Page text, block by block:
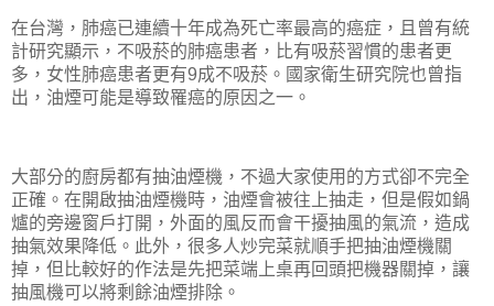
在台灣，肺癌已連續十年成為死亡率最高的癌症，且曾有統
計研究顯示，不吸菸的肺癌患者，比有吸菸習慣的患者更
多，女性肺癌患者更有9成不吸菸。國家衛生研究院也曾指
出，油煙可能是導致罹癌的原因之一 。
大部分的廚房都有抽油煙機，不過大家使用的方式卻不完全
正確。在開啟抽油煙機時，油煙會被往上抽走，但是假如鍋
爐的旁邊窗戶打開，外面的風反而會干擾抽風的氣流，造成
抽氣效果降低。此外，很多人炒完菜就順手把抽油煙機關
掉，但比較好的作法是先把菜端上桌再回頭把機器關掉，讓
抽風機可以將剩餘油煙排除。